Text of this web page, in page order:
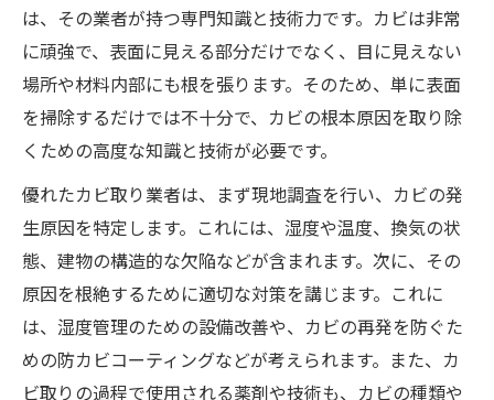
は、その業者が持つ専門知識と技術力です。カビは非常
に頑強で、表面に見える部分だけでなく、目に見えない
場所や材料内部にも根を張ります。そのため、単に表面
を掃除するだけでは不十分で、カビの根本原因を取り除
くための高度な知識と技術が必要です。
優れたカビ取り業者は、まず現地調査を行い、カビの発
生原因を特定します。これには、湿度や温度、換気の状
態、建物の構造的な欠陥などが含まれます。次に、その
原因を根絶するために適切な対策を講じます。これに
は、湿度管理のための設備改善や、カビの再発を防ぐた
めの防カビコーティングなどが考えられます。また、カ
ビ取りの過程で使用される薬剤や技術も、カビの種類や